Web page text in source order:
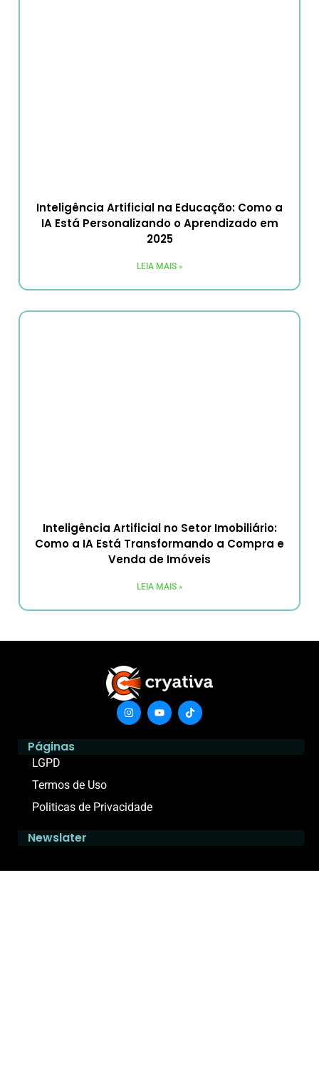
Inteligência Artificial na Educação: Como a
IA Está Personalizando o Aprendizado em
2025
LEIA MAIS »
Inteligência Artificial no Setor Imobiliário:
Como a IA Está Transformando a Compra e
Venda de Imóveis
LEIA MAIS »
Páginas
LGPD
Termos de Uso
Politicas de Privacidade
Newslater